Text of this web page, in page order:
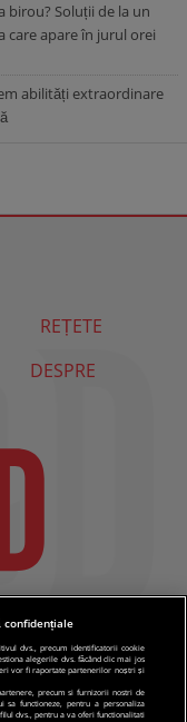
birou? Soluții de la un
apare în jurul orei
abilități extraordinare
REȚETE
DESPRE
confidențiale
dvs., precum identificatorii cookie
alegerile dvs. făcând clic mai jos
vor fi raportate partenerilor noștri și
precum si furnizorii nostri de
functioneze, pentru a personaliza
dvs., pentru a va oferi functionalitati